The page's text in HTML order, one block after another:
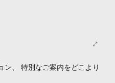
ン、 特別なご案内をどこより